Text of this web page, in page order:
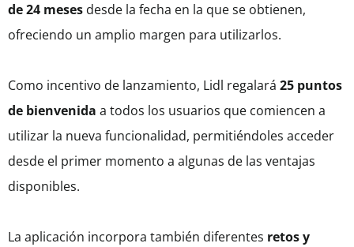
de 24 meses desde la fecha en la que se obtienen,
ofreciendo un amplio margen para utilizarlos.
Como incentivo de lanzamiento, Lidl regalará 25 puntos
de bienvenida a todos los usuarios que comiencen a
utilizar la nueva funcionalidad, permitiéndoles acceder
desde el primer momento a algunas de las ventajas
disponibles.
La aplicación incorpora también diferentes retos y